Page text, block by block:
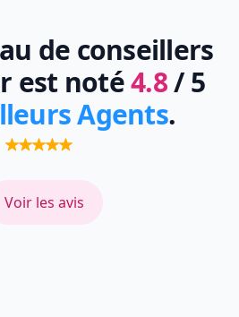
de conseillers
est noté4.8/ 5
Agents.
Voir les avis